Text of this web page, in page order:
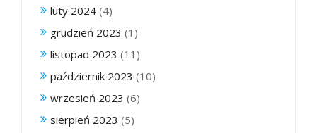
luty 2024 (4)
grudzień 2023 (1)
listopad 2023 (11)
październik 2023 (10)
wrzesień 2023 (6)
sierpień 2023 (5)